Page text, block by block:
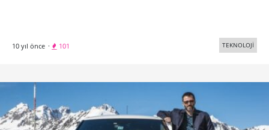
10 yıl önce · 101 TEKNOLOJİ